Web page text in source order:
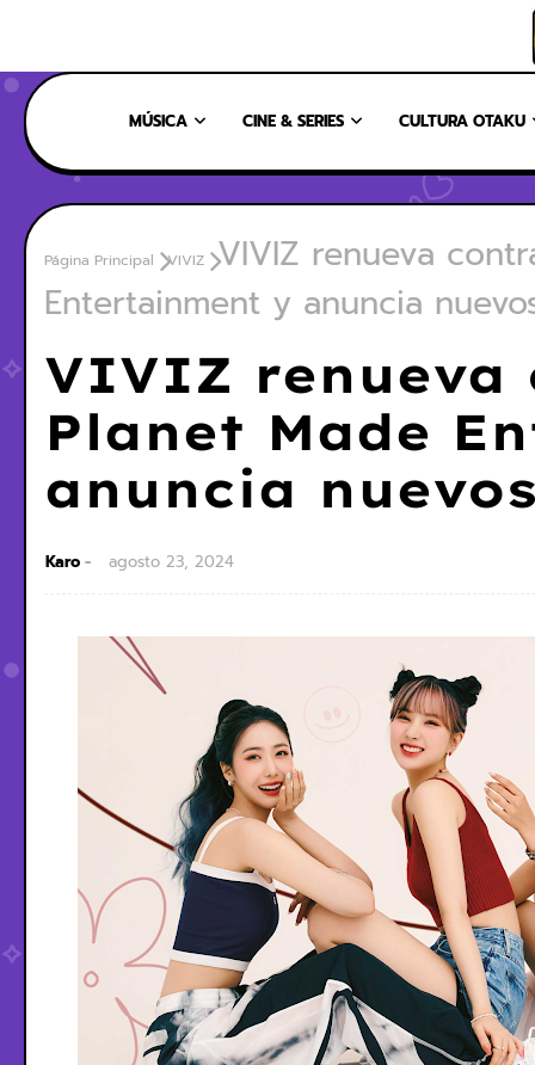
MÚSICA CINE & SERIES CULTURA OTAKU
Página Principal VIVIZ
VIVIZ renueva
Entertainment y anuncia
VIVIZ renueva
Planet Made
anuncia
Karo agosto 23, 2024